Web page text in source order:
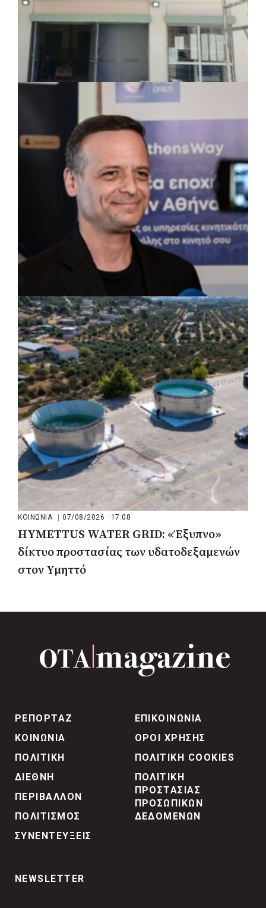
07/08/2026 · 17:45
Δήμος Πετρούπολης: Εργασίες
συντήρησης σε σχολεία και αθλητικές
εγκαταστάσεις
ΡΕΠΟΡΤΑΖ | 07/08/2026 · 17:27
Ο Δούκας για έργα, καθαριότητα και τη
μάχη των επόμενων εκλογών: «Η καλύτερη
μου να κατέβει ο Μπακογιάννης»
ΚΟΙΝΩΝΙΑ 07/08/2026 · 17:08
HYMETTUS WATER GRID: «Έξυπνο»
δίκτυο προστασίας των υδατοδεξαμενών
στον Υμηττό
ΡΕΠΟΡΤΑΖ
ΚΟΙΝΩΝΙΑ
ΠΟΛΙΤΙΚΗ
ΔΙΕΘΝΗ
ΠΕΡΙΒΑΛΛΟΝ
ΠΟΛΙΤΙΣΜΟΣ
ΣΥΝΕΝΤΕΥΞΕΙΣ
ΕΠΙΚΟΙΝΩΝΙΑ
ΟΡΟΙ ΧΡΗΣΗΣ
ΠΟΛΙΤΙΚΗ COOKIES
ΠΟΛΙΤΙΚΗ
ΠΡΟΣΤΑΣΙΑΣ
ΠΡΟΣΩΠΙΚΩΝ
ΔΕΔΟΜΕΝΩΝ
NEWSLETTER